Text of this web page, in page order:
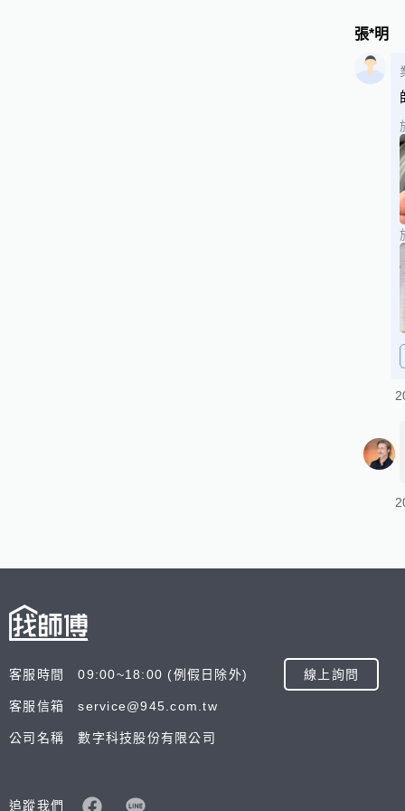
張*明
客服時間 09:00~18:00 (例假日除外) 線上詢問
客服信箱 service@945.com.tw
公司名稱 數字科技股份有限公司
追蹤我們